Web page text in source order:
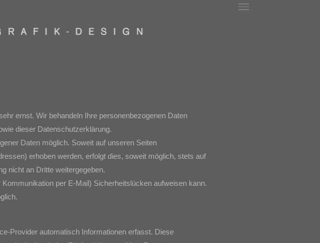
ernst. Wir behandeln Ihre personenbezogenen Daten
dieser Datenschutzerklärung.
Daten möglich. Soweit auf unseren Seiten
erhoben werden, erfolgt dies, soweit möglich, stets auf
nicht an Dritte weitergegeben.
per E-Mail) Sicherheitslücken aufweisen kann.
Provider automatisch Informationen erfasst. Diese